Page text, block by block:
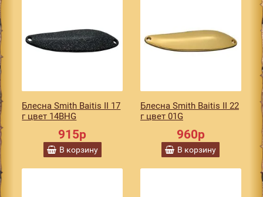
Блесна Smith Baitis II 17
г цвет 14BHG
915р
В корзину
Блесна Smith Baitis II 22
г цвет 01G
960р
В корзину